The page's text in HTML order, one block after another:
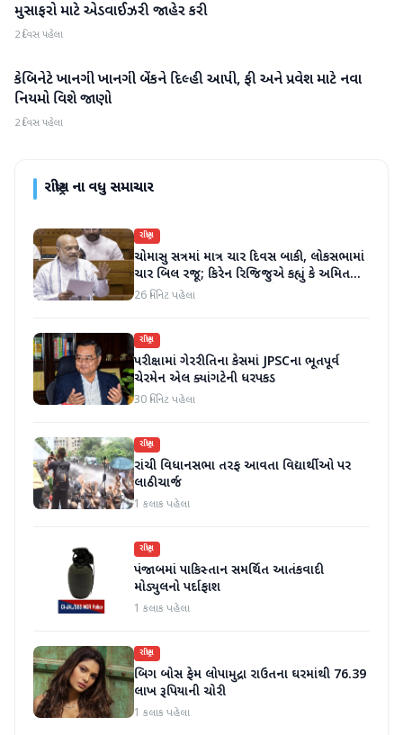
મુસાફરો માટે એડવાઈઝરી જાહેર કરી
2 દિવસ પહેલા
રાષ્ટ્રીય
કેબિનેટે ખાનગી ખાનગી બેંકને દિલ્હી આપી, ફી અને પ્રવેશ માટે નવા
નિયમો વિશે જાણો
2 દિવસ પહેલા
રાષ્ટ્રીયના વધુ સમાચાર
રાષ્ટ્રીય
ચોમાસુ સત્રમાં માત્ર ચાર દિવસ બાકી, લોકસભામાં
ચાર બિલ રજૂ; કિરેન રિજિજુએ કહ્યું કે અમિત
શાહ ચર્ચા પછી જવાબ આપશે
26 મિનિટ પહેલા
રાષ્ટ્રીય
પરીક્ષામાં ગેરરીતિના કેસમાં JPSCના ભૂતપૂર્વ
ચેરમેન એલ ક્યાંગટેની ધરપકડ
30 મિનિટ પહેલા
રાષ્ટ્રીય
રાંચી વિધાનસભા તરફ આવતા વિદ્યાર્થીઓ પર
લાઠીચાર્જ
1 કલાક પહેલા
રાષ્ટ્રીય
પંજાબમાં પાકિસ્તાન સમર્થિત આતંકવાદી
મોડ્યુલનો પર્દાફાશ
1 કલાક પહેલા
રાષ્ટ્રીય
બિગ બોસ ફેમ લોપામુદ્રા રાઉતના ઘરમાંથી 76.39
લાખ રૂપિયાની ચોરી
1 કલાક પહેલા